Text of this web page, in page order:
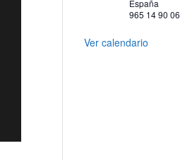
España
965 14 90 06
Ver calendario